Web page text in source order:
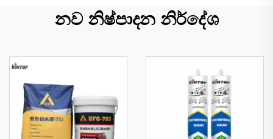
නව නිෂ්පාදන නිර්දේශ